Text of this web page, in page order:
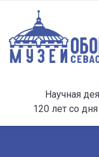
Научная
120 лет со